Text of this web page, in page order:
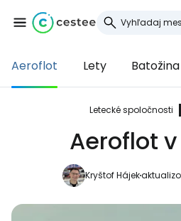
Aeroflot Lety Batožina
Letecké spoločnosti
Aeroflot
Kryštof Hájek
Prihláste sa
služby
... celosvetovej